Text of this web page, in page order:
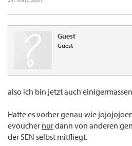
Guest
Guest
also ich bin jetzt auch
Hatte es vorher genau wie
evoucher nurdann von anderen
der SEN selbst mitfliegt.